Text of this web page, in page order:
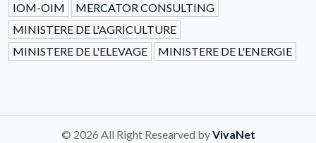
IOM-OIM
MERCATOR CONSULTING
MINISTERE DE L'AGRICULTURE
MINISTERE DE L'ELEVAGE
MINISTERE DE L'ENERGIE
© 2026 All Right Researved byVivaNet